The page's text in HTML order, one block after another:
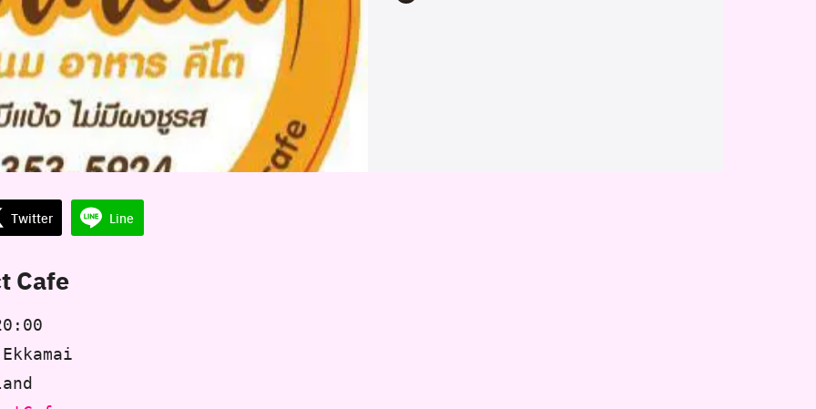
Twitter Line
Cafe